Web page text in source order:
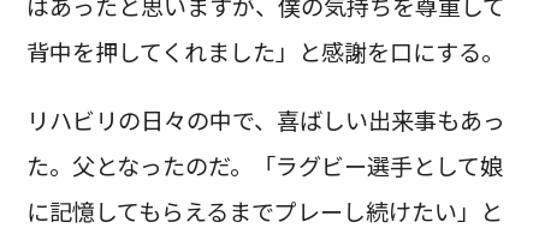
背中を押してくれました」と感謝を口にする。
リハビリの日々の中で、喜ばしい出来事もあっ
た。父となったのだ。「ラグビー選手として娘
に記憶してもらえるまでプレーし続けたい」と